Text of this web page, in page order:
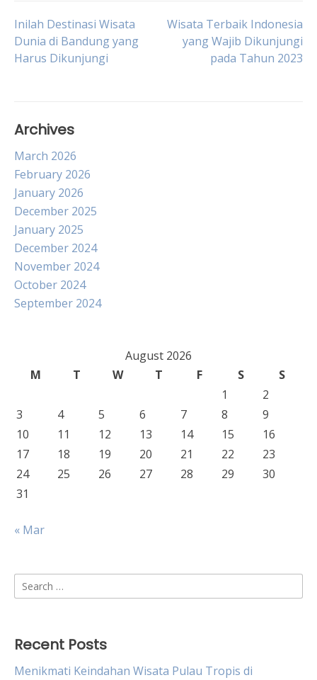
Post
navigation
Inilah Destinasi Wisata
Dunia di Bandung yang
Harus Dikunjungi
Wisata Terbaik Indonesia
yang Wajib Dikunjungi
pada Tahun 2023
Archives
March 2026
February 2026
January 2026
December 2025
January 2025
December 2024
November 2024
October 2024
September 2024
August 2026
M
T W T F S
S
1
2
3
4 5 6 7 8
9
10
11 12 13 14 15
16
17
18 19 20 21 22
23
24
25 26 27 28 29
30
31
« Mar
Search
for:
Recent Posts
Menikmati Keindahan Wisata Pulau Tropis di